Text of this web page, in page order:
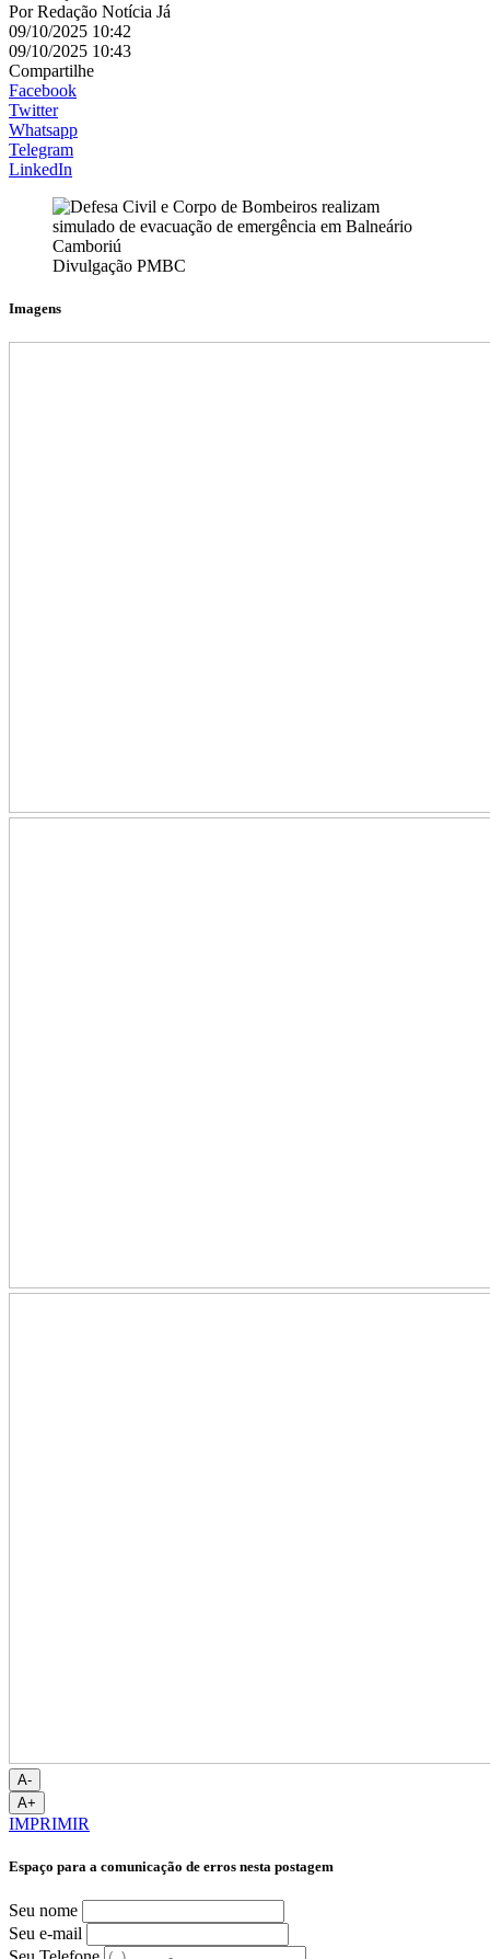
PorRedação Notícia Já
09/10/2025 10:42
09/10/2025 10:43
Compartilhe
Facebook
Twitter
Whatsapp
Telegram
LinkedIn
Divulgação PMBC
Imagens
A-
A+
IMPRIMIR
Espaço para a comunicação de erros nesta postagem
Seu nome
Seu e-mail